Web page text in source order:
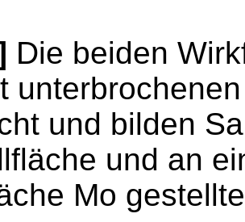
Die beiden
und bilden
und an
Mo